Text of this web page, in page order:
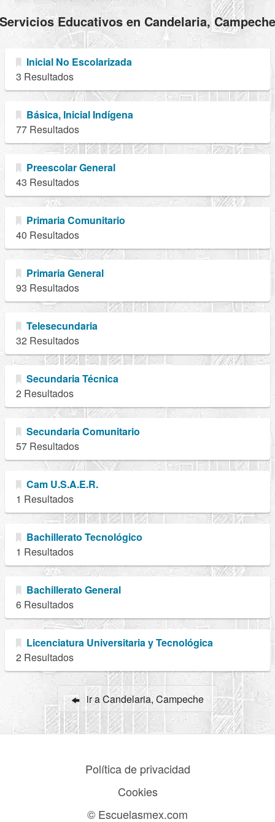
Servicios Educativos en Candelaria, Campeche
Inicial No Escolarizada
3 Resultados
Básica, Inicial Indígena
77 Resultados
Preescolar General
43 Resultados
Primaria Comunitario
40 Resultados
Primaria General
93 Resultados
Telesecundaria
32 Resultados
Secundaria Técnica
2 Resultados
Secundaria Comunitario
57 Resultados
Cam U.S.A.E.R.
1 Resultados
Bachillerato Tecnológico
1 Resultados
Bachillerato General
6 Resultados
Licenciatura Universitaria y Tecnológica
2 Resultados
ir a Candelaria, Campeche
Política de privacidad
Cookies
© Escuelasmex.com